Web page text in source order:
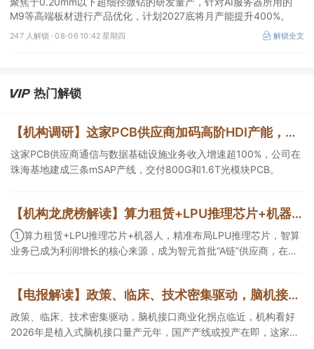
M9等高端板材进行产品优化，计划2027底将月产能提升400%。
247 人解锁 ·08-06 10:42 星期四 解锁全文
热门解锁
【机构调研】这家PCB供应商加码高阶HDI产能，建成三条mSAP产线
这家PCB供应商通信与数据基础设施业务收入增速超100%，公司在
珠海基地建成三条mSAP产线，交付800G和1.6T光模块PCB。
【机构龙虎榜解读】算力租赁+LPU推理芯片+机器人，精准布局LPU推理芯片，智算业务已成为利润增长的核心来源，成为智元首批“A链”供应商，在机器人“大小脑”控制器领域已有客户订单落地，这家公司获净买入
①算力租赁+LPU推理芯片+机器人，精准布局LPU推理芯片，智算
业务已成为利润增长的核心来源，成为智元首批“A链”供应商，在机
出AI数据安全产品矩阵，自主研发的大数据AI应用平台、AI数据安全
分类分级产品获得市场高度认可，机构大额净买入这家公司。
【电报解读】政策、临床、技术密集驱动，脑机接口商业化拐点临近，机构看好2026年是植入式脑机接口量产元年，国产产线或投产在即，这家公司对多模态人机交互系统集成关键技术进行了研发
政策、临床、技术密集驱动，脑机接口商业化拐点临近，机构看好
2026年是植入式脑机接口量产元年，国产产线或投产在即，这家公